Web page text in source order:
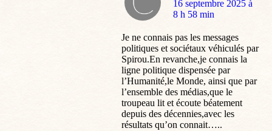
dit
:
16 septembre 2025 à
8 h 58 min
Je ne connais pas les messages
politiques et sociétaux véhiculés par
Spirou.En revanche,je connais la
ligne politique dispensée par
l’Humanité,le Monde, ainsi que par
l’ensemble des médias,que le
troupeau lit et écoute béatement
depuis des décennies,avec les
résultats qu’on connait…..